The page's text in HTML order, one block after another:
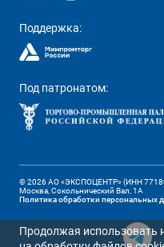
Поддержка:
Под патронатом:
© 2026 АО «ЭКСПОЦЕНТР» (ИНН
Москва, Сокольнический Вал, 1А
Политика обработки персональных
Продолжая использовать